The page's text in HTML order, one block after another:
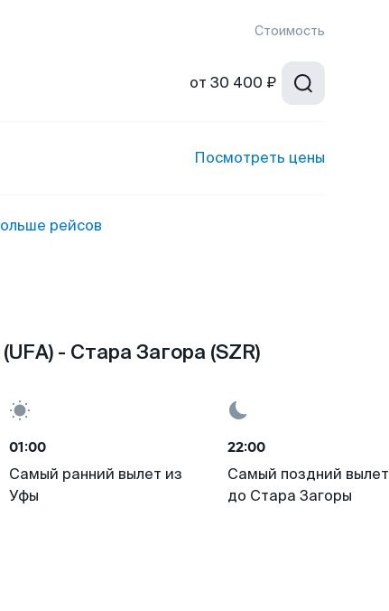
Стоимость
от 30 400 ₽
Посмотреть цены
рейсов
- Стара Загора (SZR)
01:00
Самый ранний вылет из
Уфы
22:00
Самый поздний вылет
до Стара Загоры